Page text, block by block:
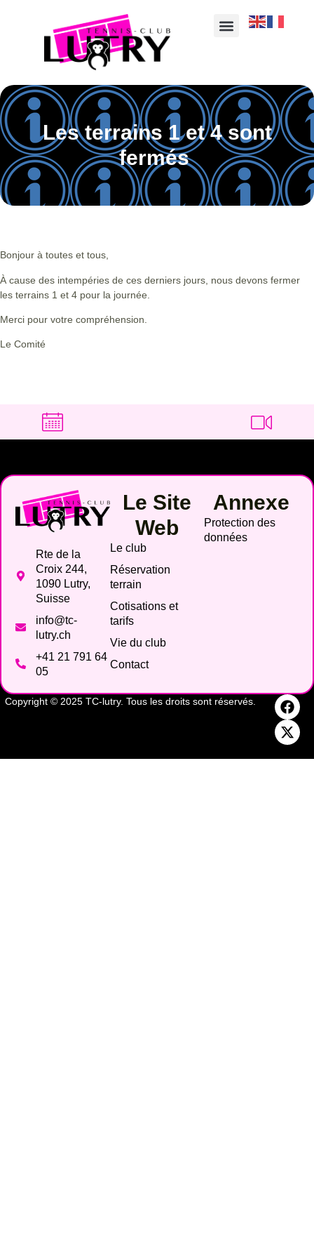
Les terrains 1 et 4 sont
fermés
Bonjour à toutes et tous,
À cause des intempéries de ces derniers jours, nous devons fermer
les terrains 1 et 4 pour la journée.
Merci pour votre compréhension.
Le Comité
Rte de la
Croix 244,
1090 Lutry,
Suisse
info@tc-
lutry.ch
+41 21 791 64
05
Le Site
Web
Le club
Réservation
terrain
Cotisations et
tarifs
Vie du club
Contact
Annexe
Protection des
données
Copyright © 2025 TC-lutry. Tous les droits sont réservés.